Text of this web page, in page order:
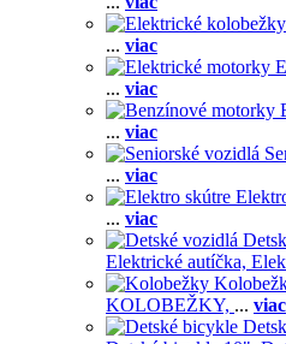
... viac
... viac
... viac
... viac
... viac
Elektrické autíčka,
KOLOBEŽKY, ... viac